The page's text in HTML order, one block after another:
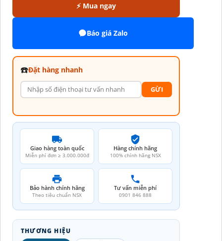
⚡ Mua ngay
Báo giá Zalo
☎️Đặt hàng nhanh
GỪI
Giao hàng toàn quốc
Miễn phí đơn ≥ 3.000.000đ
Hàng chính hãng
100% chính hãng NSX
Bảo hành chính hãng
Theo tiêu chuẩn NSX
Tư vấn miễn phí
0901 846 888
THƯƠNG HIỆU